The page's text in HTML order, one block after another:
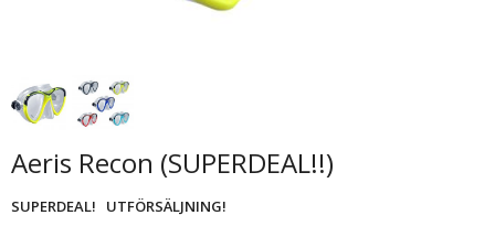
Aeris Recon (SUPERDEAL!!)
SUPERDEAL! UTFÖRSÄLJNING!